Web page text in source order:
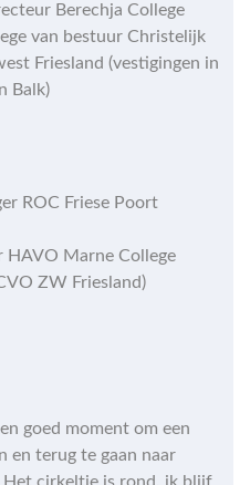
Berechja College
van bestuur Christelijk
Friesland (vestigingen in
Balk)
ROC Friese Poort
HAVO Marne College
ZW Friesland)
goed moment om een
en terug te gaan naar